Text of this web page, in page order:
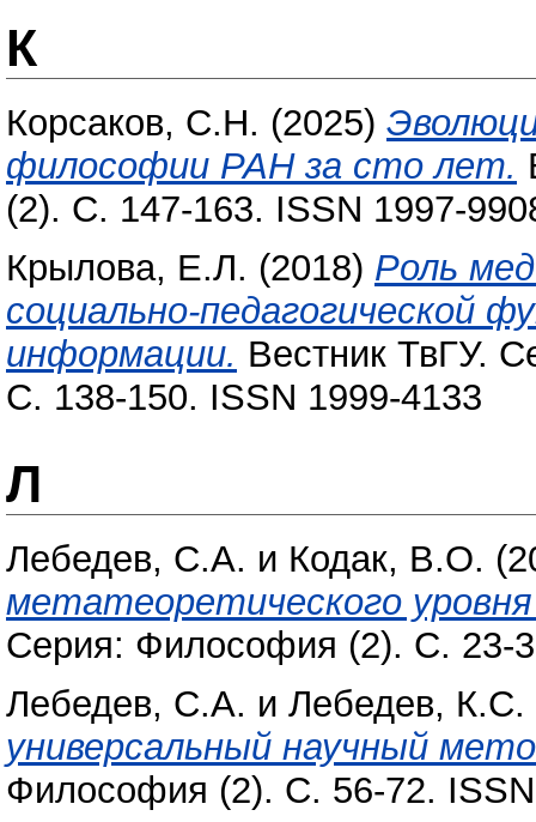
К
Корсаков, С.Н. (2025)
философии РАН за сто лет.
(2). С. 147-163. ISSN 1997-
Крылова, Е.Л. (2018) Роль
социально-педагогической
информации. Вестник ТвГУ.
С. 138-150. ISSN 1999-4133
Л
Лебедев, С.А. и Кодак, В.О.
метатеоретического уровня
Серия: Философия (2). С. 23-
Лебедев, С.А. и Лебедев, К.С.
универсальный научный
Философия (2). С. 56-72.